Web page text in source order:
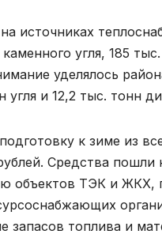
источниках
угля, 185
уделялось
угля и 12,2 тыс. тонн
к зиме из
Средства пошли
объектов ТЭК и ЖКХ,
запасов топлива и